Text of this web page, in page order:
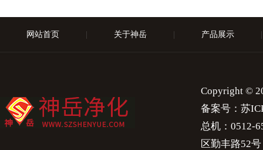
网站首页 关于神岳 产品展示
Copyright ©
备案号： 苏
总机：0512-
区勤丰路52号